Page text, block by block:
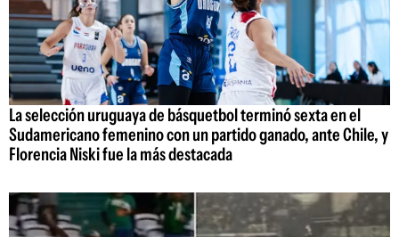
La selección uruguaya de básquetbol terminó sexta en el
Sudamericano femenino con un partido ganado, ante Chile, y
Florencia Niski fue la más destacada